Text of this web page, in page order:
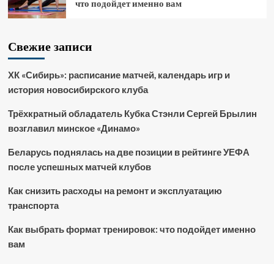
что подойдет именно вам
Свежие записи
ХК «Сибирь»: расписание матчей, календарь игр и
история новосибирского клуба
Трёхкратный обладатель Кубка Стэнли Сергей Брылин
возглавил минское «Динамо»
Беларусь поднялась на две позиции в рейтинге УЕФА
после успешных матчей клубов
Как снизить расходы на ремонт и эксплуатацию
транспорта
Как выбрать формат тренировок: что подойдет именно
вам